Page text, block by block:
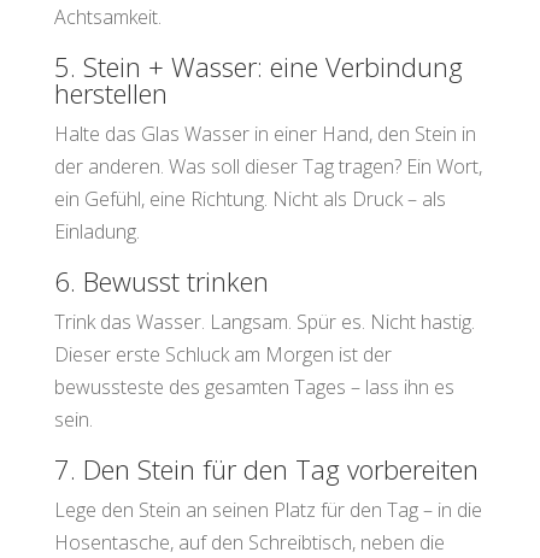
Achtsamkeit.
5. Stein + Wasser: eine Verbindung
herstellen
Halte das Glas Wasser in einer Hand, den Stein in
der anderen. Was soll dieser Tag tragen? Ein Wort,
ein Gefühl, eine Richtung. Nicht als Druck – als
Einladung.
6. Bewusst trinken
Trink das Wasser. Langsam. Spür es. Nicht hastig.
Dieser erste Schluck am Morgen ist der
bewussteste des gesamten Tages – lass ihn es
sein.
7. Den Stein für den Tag vorbereiten
Lege den Stein an seinen Platz für den Tag – in die
Hosentasche, auf den Schreibtisch, neben die